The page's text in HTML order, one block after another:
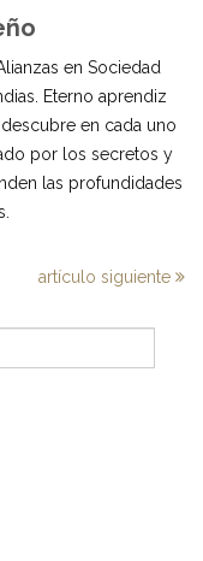
en Sociedad
Eterno aprendiz
en cada uno
por los secretos y
las profundidades
artículo siguiente